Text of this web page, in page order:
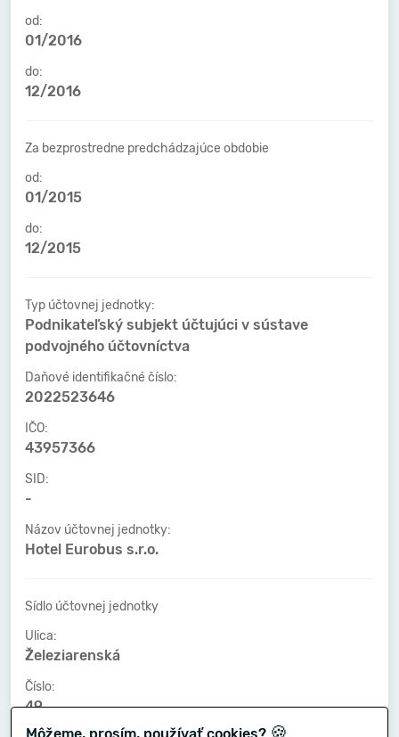
od:
01/2016
do:
12/2016
Za bezprostredne predchádzajúce obdobie
od:
01/2015
do:
12/2015
Typ účtovnej jednotky:
Podnikateľský subjekt účtujúci v sústave
podvojného účtovníctva
Daňové identifikačné číslo:
2022523646
IČO:
43957366
SID:
-
Názov účtovnej jednotky:
Hotel Eurobus s.r.o.
Sídlo účtovnej jednotky
Ulica:
Železiarenská
Číslo:
49
🍪